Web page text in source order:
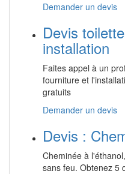
Demander un devis
Devis
installation
Faites appel à un
fourniture et
gratuits
Demander un devis
Devis :
Cheminée à
sans feu. Obtenez 5